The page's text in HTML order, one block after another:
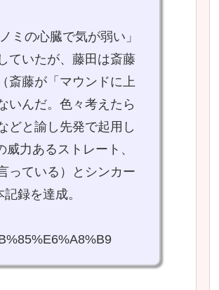
ミの心臓で気が弱い」
ていたが、藤田は斎藤
斎藤が「マウンドに上
いんだ。色々考えたら
どと諭し先発で起用し
力あるストレート、
っている）とシンカー
録を達成。